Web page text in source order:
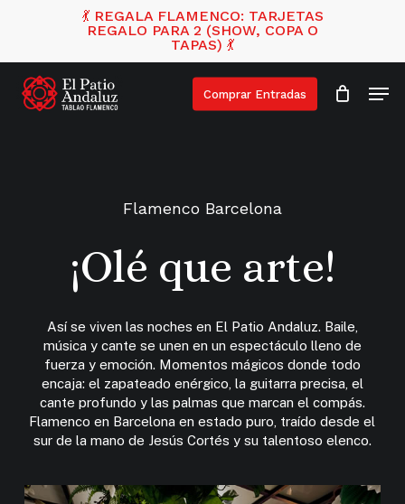
content
💃 REGALA FLAMENCO: TARJETAS
REGALO PARA 2 (SHOW, COPA O
TAPAS) 💃
Comprar Entradas
Flamenco Barcelona
¡Olé que arte!
Así se viven las noches en El Patio Andaluz. Baile,
música y cante se unen en un espectáculo lleno de
fuerza y emoción. Momentos mágicos donde todo
encaja: el zapateado enérgico, la guitarra precisa, el
cante profundo y las palmas que marcan el compás.
Flamenco en Barcelona en estado puro, traído desde el
sur de la mano de Jesús Cortés y su talentoso elenco.